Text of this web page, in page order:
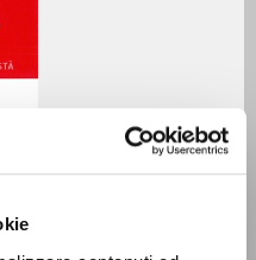
BÚSQUEDA AVANZADA »